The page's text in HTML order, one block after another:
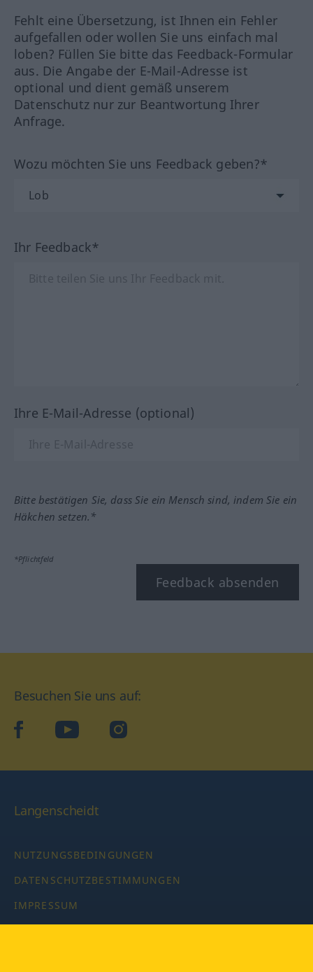
Fehlt eine Übersetzung, ist Ihnen ein Fehler
aufgefallen oder wollen Sie uns einfach mal
loben? Füllen Sie bitte das Feedback-Formular
aus. Die Angabe der E-Mail-Adresse ist
optional und dient gemäß unserem
Datenschutz nur zur Beantwortung Ihrer
Anfrage.
Wozu möchten Sie uns Feedback geben?*
Ihr Feedback*
Ihre E-Mail-Adresse (optional)
Bitte bestätigen Sie, dass Sie ein Mensch sind, indem Sie ein
Häkchen setzen.*
*Pflichtfeld
Feedback absenden
Besuchen Sie uns auf:
facebookYouTube Instagram
Langenscheidt
NUTZUNGSBEDINGUNGEN
DATENSCHUTZBESTIMMUNGEN
IMPRESSUM